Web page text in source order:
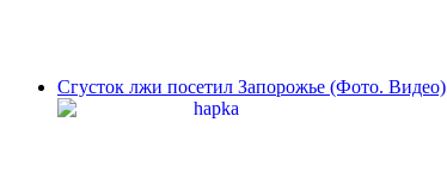
Сгусток лжи посетил Запорожье (Фото. Видео)